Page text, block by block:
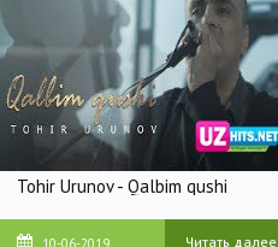
Tohir Urunov - Qalbim qushi
10-06-2019 Читать далее